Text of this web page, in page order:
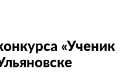
«Ученик